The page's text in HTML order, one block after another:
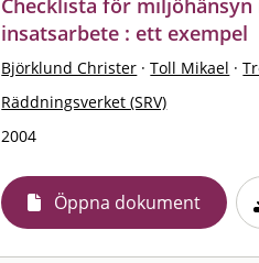
insatsarbete : ett exempel
Björklund Christer · Toll Mikael ·
Räddningsverket (SRV)
2004
Öppna dokument